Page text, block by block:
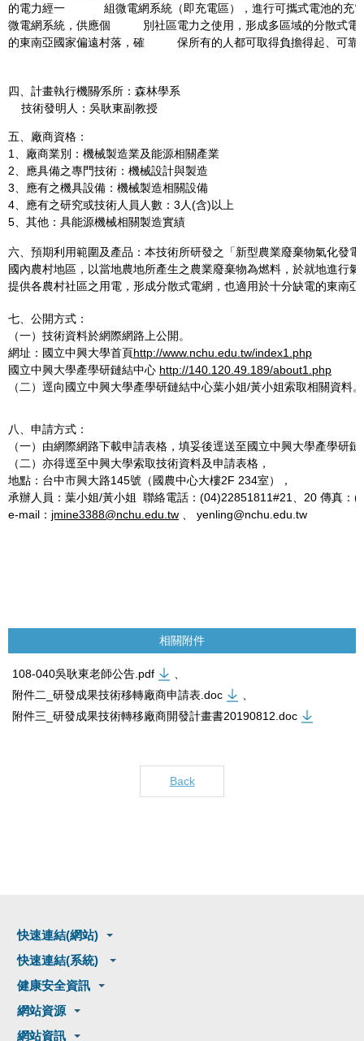
的電力經一 組微電網系統（即充電區），進行可攜式電池的充電
微電網系統，供應個 別社區電力之使用，形成多區域的分散式電
的東南亞國家偏遠村落，確 保所有的人都可取得負擔得起、可靠
四、計畫執行機關∕系所：森林學系
技術發明人：吳耿東副教授
五、廠商資格：
1、廠商業別：機械製造業及能源相關產業
2、應具備之專門技術：機械設計與製造
3、應有之機具設備：機械製造相關設備
4、應有之研究或技術人員人數：3人(含)以上
5、其他：具能源機械相關製造實績
六、預期利用範圍及產品：本技術所研發之「新型農業廢棄物氣化發
國內農村地區，以當地農地所產生之農業廢棄物為燃料，於就地進行
提供各農村社區之用電，形成分散式電網，也適用於十分缺電的東南
七、公開方式：
（一）技術資料於網際網路上公開。
網址：國立中興大學首頁http://www.nchu.edu.tw/index1.php
國立中興大學產學研鏈結中心 http://140.120.49.189/about1.php
（二）逕向國立中興大學產學研鏈結中心葉小姐/黃小姐索取相關資料。
八、申請方式：
（一）由網際網路下載申請表格，填妥後逕送至國立中興大學產學研
（二）亦得逕至中興大學索取技術資料及申請表格，
地點：台中市興大路145號（國農中心大樓2F 234室），
承辦人員：葉小姐/黃小姐 聯絡電話：(04)22851811#21、20 傳真：
e-mail： jmine3388@nchu.edu.tw 、 yenling@nchu.edu.tw
相關附件
108-040吳耿東老師公告.pdf
附件二_研發成果技術移轉廠商申請表.doc
附件三_研發成果技術轉移廠商開發計畫書20190812.doc
Back
快速連結(網站)
快速連結(系統)
健康安全資訊
網站資源
網站資訊